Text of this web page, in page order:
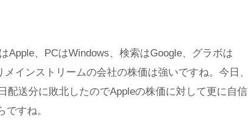
Apple、PCはWindows、検索はGoogle、グラボは
インストリームの会社の株価は強いですね。今日、
配送分に敗北したのでAppleの株価に対して更に自信
すね。